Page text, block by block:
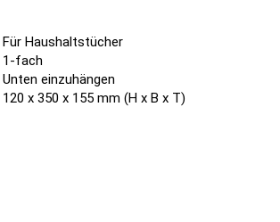
Für Haushaltstücher
1-fach
Unten einzuhängen
120 x 350 x 155 mm (H x B x T)